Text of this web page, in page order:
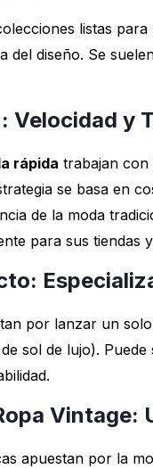
listas
del diseño. Se
Velocidad y
rápida trabajan
se basa en
de la moda
para sus tiendas
por lanzar un
sol de lujo).
Vintage:
apuestan por la